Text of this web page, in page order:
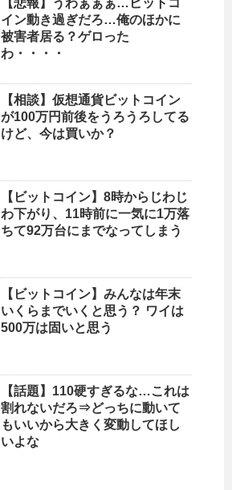
【悲報】うわぁぁぁ…ビットコ
イン動き過ぎだろ…俺のほかに
被害者居る？ゲロった
わ・・・・
【相談】仮想通貨ビットコイン
が100万円前後をうろうろしてる
けど、今は買いか？
【ビットコイン】8時からじわじ
わ下がり、11時前に一気に1万落
ちて92万台にまでなってしまう
【ビットコイン】みんなは年末
いくらまでいくと思う？ ワイは
500万は固いと思う
【話題】110硬すぎるな…これは
割れないだろ⇒どっちに動いて
もいいから大きく変動してほし
いよな